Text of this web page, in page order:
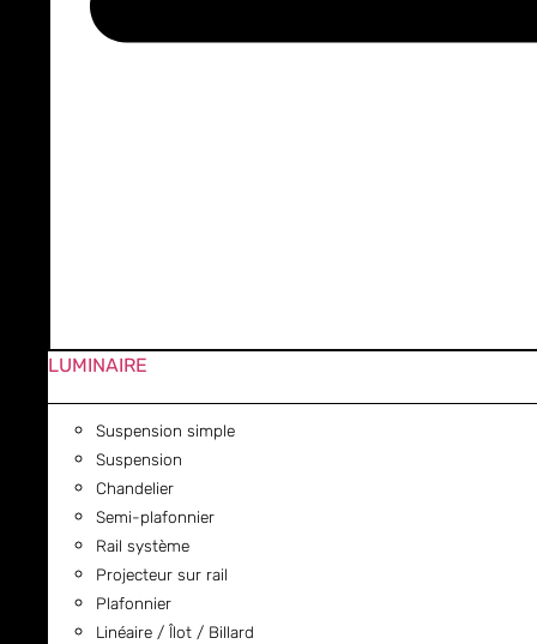
LUMINAIRE
Suspension simple
Suspension
Chandelier
Semi-plafonnier
Rail système
Projecteur sur rail
Plafonnier
Linéaire / Îlot / Billard